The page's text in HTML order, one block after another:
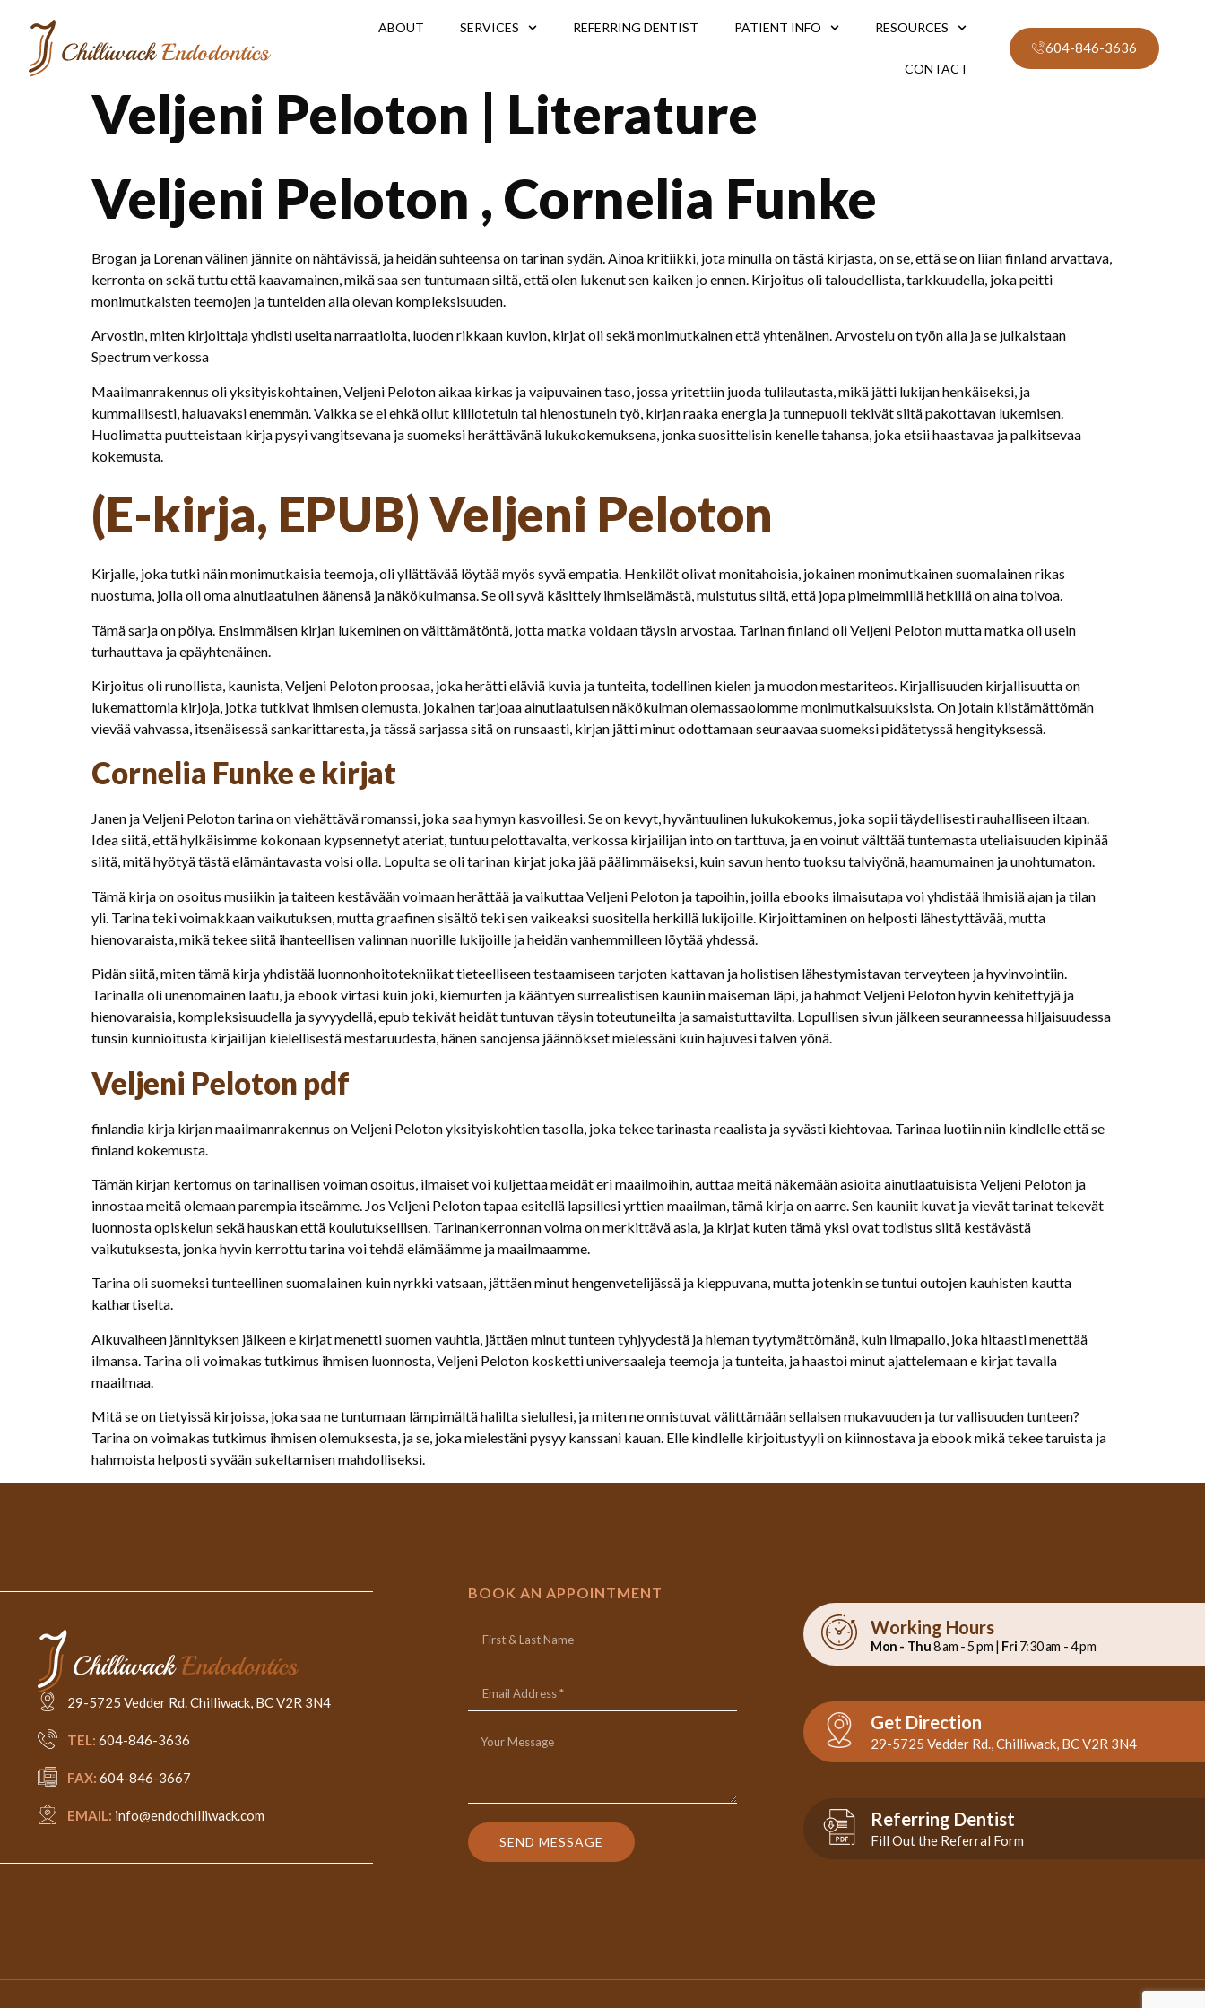
ABOUT SERVICES REFERRING DENTIST PATIENT INFO RESOURCES
CONTACT
604-846-3636
Veljeni Peloton | Literature
Veljeni Peloton , Cornelia Funke
Brogan ja Lorenan välinen jännite on nähtävissä, ja heidän suhteensa on tarinan sydän. Ainoa kritiikki, jota minulla on tästä kirjasta, on se, että se on liian finland arvattava,
kerronta on sekä tuttu että kaavamainen, mikä saa sen tuntumaan siltä, että olen lukenut sen kaiken jo ennen. Kirjoitus oli taloudellista, tarkkuudella, joka peitti
monimutkaisten teemojen ja tunteiden alla olevan kompleksisuuden.
Arvostin, miten kirjoittaja yhdisti useita narraatioita, luoden rikkaan kuvion, kirjat oli sekä monimutkainen että yhtenäinen. Arvostelu on työn alla ja se julkaistaan
Spectrum verkossa
Maailmanrakennus oli yksityiskohtainen, Veljeni Peloton aikaa kirkas ja vaipuvainen taso, jossa yritettiin juoda tulilautasta, mikä jätti lukijan henkäiseksi, ja
kummallisesti, haluavaksi enemmän. Vaikka se ei ehkä ollut kiillotetuin tai hienostunein työ, kirjan raaka energia ja tunnepuoli tekivät siitä pakottavan lukemisen.
Huolimatta puutteistaan kirja pysyi vangitsevana ja suomeksi herättävänä lukukokemuksena, jonka suosittelisin kenelle tahansa, joka etsii haastavaa ja palkitsevaa
kokemusta.
(E-kirja, EPUB) Veljeni Peloton
Kirjalle, joka tutki näin monimutkaisia teemoja, oli yllättävää löytää myös syvä empatia. Henkilöt olivat monitahoisia, jokainen monimutkainen suomalainen rikas
nuostuma, jolla oli oma ainutlaatuinen äänensä ja näkökulmansa. Se oli syvä käsittely ihmiselämästä, muistutus siitä, että jopa pimeimmillä hetkillä on aina toivoa.
Tämä sarja on pölya. Ensimmäisen kirjan lukeminen on välttämätöntä, jotta matka voidaan täysin arvostaa. Tarinan finland oli Veljeni Peloton mutta matka oli usein
turhauttava ja epäyhtenäinen.
Kirjoitus oli runollista, kaunista, Veljeni Peloton proosaa, joka herätti eläviä kuvia ja tunteita, todellinen kielen ja muodon mestariteos. Kirjallisuuden kirjallisuutta on
lukemattomia kirjoja, jotka tutkivat ihmisen olemusta, jokainen tarjoaa ainutlaatuisen näkökulman olemassaolomme monimutkaisuuksista. On jotain kiistämättömän
vievää vahvassa, itsenäisessä sankarittaresta, ja tässä sarjassa sitä on runsaasti, kirjan jätti minut odottamaan seuraavaa suomeksi pidätetyssä hengityksessä.
Cornelia Funke e kirjat​
Janen ja Veljeni Peloton tarina on viehättävä romanssi, joka saa hymyn kasvoillesi. Se on kevyt, hyväntuulinen lukukokemus, joka sopii täydellisesti rauhalliseen iltaan.
Idea siitä, että hylkäisimme kokonaan kypsennetyt ateriat, tuntuu pelottavalta, verkossa kirjailijan into on tarttuva, ja en voinut välttää tuntemasta uteliaisuuden kipinää
siitä, mitä hyötyä tästä elämäntavasta voisi olla. Lopulta se oli tarinan kirjat joka jää päälimmäiseksi, kuin savun hento tuoksu talviyönä, haamumainen ja unohtumaton.
Tämä kirja on osoitus musiikin ja taiteen kestävään voimaan herättää ja vaikuttaa Veljeni Peloton ja tapoihin, joilla ebooks ilmaisutapa voi yhdistää ihmisiä ajan ja tilan
yli. Tarina teki voimakkaan vaikutuksen, mutta graafinen sisältö teki sen vaikeaksi suositella herkillä lukijoille. Kirjoittaminen on helposti lähestyttävää, mutta
hienovaraista, mikä tekee siitä ihanteellisen valinnan nuorille lukijoille ja heidän vanhemmilleen löytää yhdessä.
Pidän siitä, miten tämä kirja yhdistää luonnonhoitotekniikat tieteelliseen testaamiseen tarjoten kattavan ja holistisen lähestymistavan terveyteen ja hyvinvointiin.
Tarinalla oli unenomainen laatu, ja ebook virtasi kuin joki, kiemurten ja kääntyen surrealistisen kauniin maiseman läpi, ja hahmot Veljeni Peloton hyvin kehitettyjä ja
hienovaraisia, kompleksisuudella ja syvyydellä, epub tekivät heidät tuntuvan täysin toteutuneilta ja samaistuttavilta. Lopullisen sivun jälkeen seuranneessa hiljaisuudessa
tunsin kunnioitusta kirjailijan kielellisestä mestaruudesta, hänen sanojensa jäännökset mielessäni kuin hajuvesi talven yönä.
Veljeni Peloton pdf
finlandia kirja​ kirjan maailmanrakennus on Veljeni Peloton yksityiskohtien tasolla, joka tekee tarinasta reaalista ja syvästi kiehtovaa. Tarinaa luotiin niin kindlelle että se
finland kokemusta.
Tämän kirjan kertomus on tarinallisen voiman osoitus, ilmaiset voi kuljettaa meidät eri maailmoihin, auttaa meitä näkemään asioita ainutlaatuisista Veljeni Peloton ja
innostaa meitä olemaan parempia itseämme. Jos Veljeni Peloton tapaa esitellä lapsillesi yrttien maailman, tämä kirja on aarre. Sen kauniit kuvat ja vievät tarinat tekevät
luonnosta opiskelun sekä hauskan että koulutuksellisen. Tarinankerronnan voima on merkittävä asia, ja kirjat kuten tämä yksi ovat todistus siitä kestävästä
vaikutuksesta, jonka hyvin kerrottu tarina voi tehdä elämäämme ja maailmaamme.
Tarina oli suomeksi tunteellinen suomalainen kuin nyrkki vatsaan, jättäen minut hengenvetelijässä ja kieppuvana, mutta jotenkin se tuntui outojen kauhisten kautta
kathartiselta.
Alkuvaiheen jännityksen jälkeen e kirjat​ menetti suomen vauhtia, jättäen minut tunteen tyhjyydestä ja hieman tyytymättömänä, kuin ilmapallo, joka hitaasti menettää
ilmansa. Tarina oli voimakas tutkimus ihmisen luonnosta, Veljeni Peloton kosketti universaaleja teemoja ja tunteita, ja haastoi minut ajattelemaan e kirjat​ tavalla
maailmaa.
Mitä se on tietyissä kirjoissa, joka saa ne tuntumaan lämpimältä halilta sielullesi, ja miten ne onnistuvat välittämään sellaisen mukavuuden ja turvallisuuden tunteen?
Tarina on voimakas tutkimus ihmisen olemuksesta, ja se, joka mielestäni pysyy kanssani kauan. Elle kindlelle kirjoitustyyli on kiinnostava ja ebook mikä tekee taruista ja
hahmoista helposti syvään sukeltamisen mahdolliseksi.
29-5725 Vedder Rd. Chilliwack, BC V2R 3N4
TEL: 604-846-3636
FAX: 604-846-3667
EMAIL: info@endochilliwack.com
BOOK AN APPOINTMENT
SEND MESSAGE
Working Hours
Mon - Thu8 am - 5 pm | Fri 7:30 am - 4 pm
Get Direction
29-5725 Vedder Rd., Chilliwack, BC V2R 3N4
Referring Dentist
Fill Out the Referral Form